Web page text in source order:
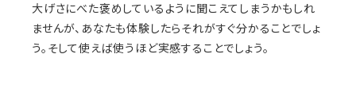
大げさにべた褒めしているように聞こえてしまうかもしれ
ませんが、あなたも体験したらそれがすぐ分かることでしょ
う。そして使えば使うほど実感することでしょう。